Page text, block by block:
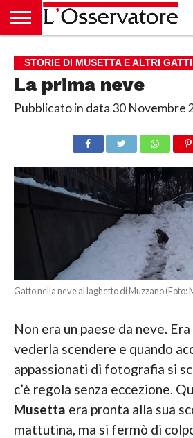
CULTURA
ECONOMIA
RUBRICHE
ARCHIVIO
PODCAST
ABBONAMENTO
CHI
SIAMO
ACCEDI
STORIE DI MUSETTA E ALTRI GATTI
La prima neve
Pubblicato in data 30 Novembre
Gatto nella neve al laghetto di Muzzano (Foto:
Non era un paese da neve.
vederla scendere e quando
appassionati di fotografia si
c’è regola senza eccezione.
Musetta era pronta alla sua
mattutina, ma si fermò di